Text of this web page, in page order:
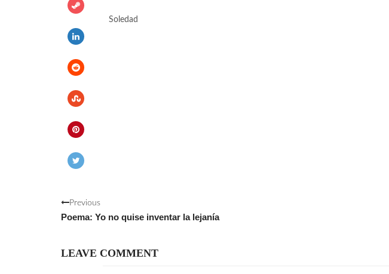
Soledad
Previous
Poema: Yo no quise inventar la lejanía
LEAVE COMMENT